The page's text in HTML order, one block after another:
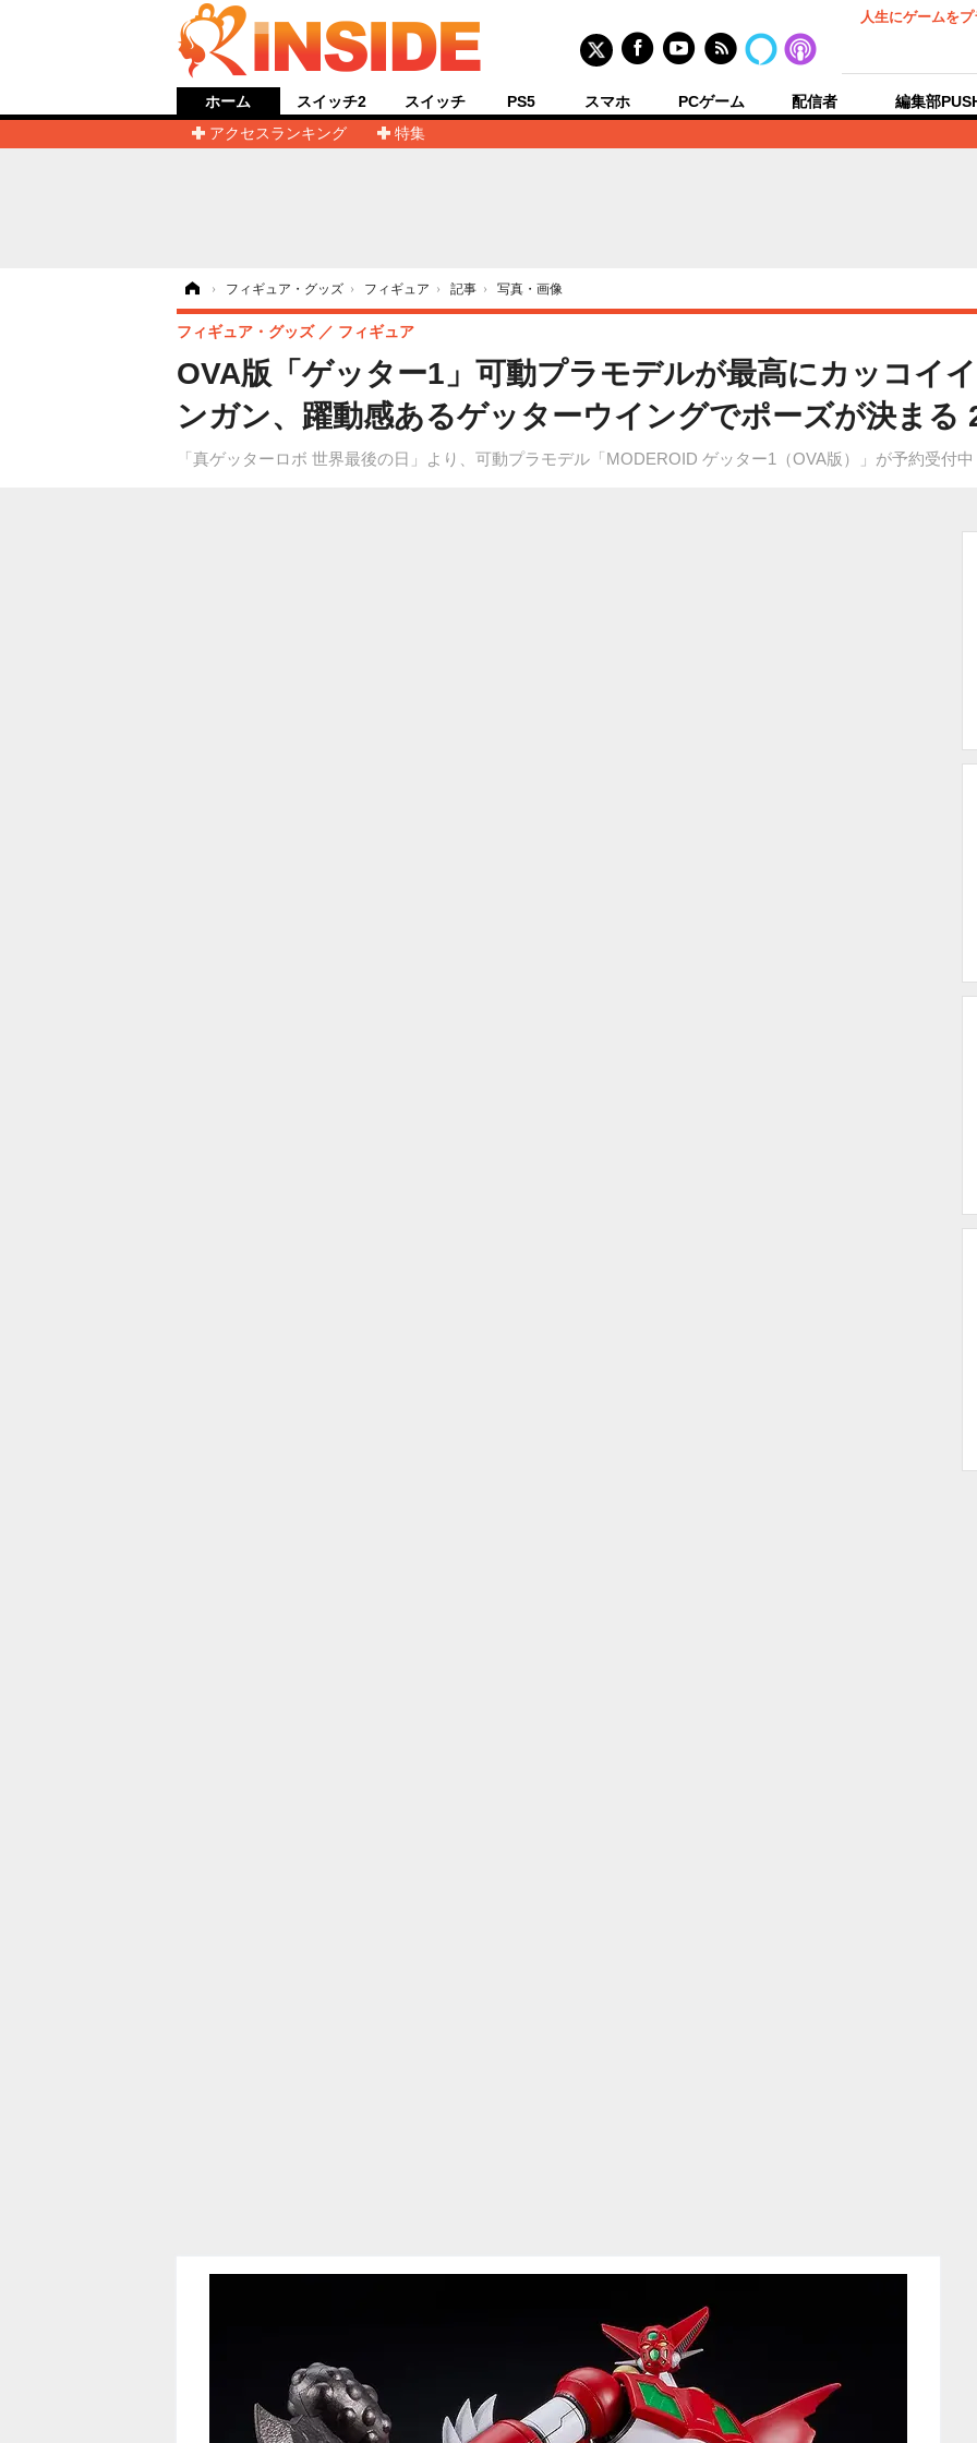
人生にゲームを
ホーム
アクセスランキング
特集
スイッチ2 スイッチ PS5 スマホ PCゲーム 配信者 編集部
› フィギュア・グッズ › フィギュア › 記事 › 写真・画像
OVA版「ゲッター1」可動プラモデルが最高にカッコイ
ンガン、躍動感あるゲッターウイングでポーズが決まる
「真ゲッターロボ 世界最後の日」より、可動プラモデル「MODEROID ゲッター1（OVA版）」が予約受付中
フィギュア・グッズ フィギュア